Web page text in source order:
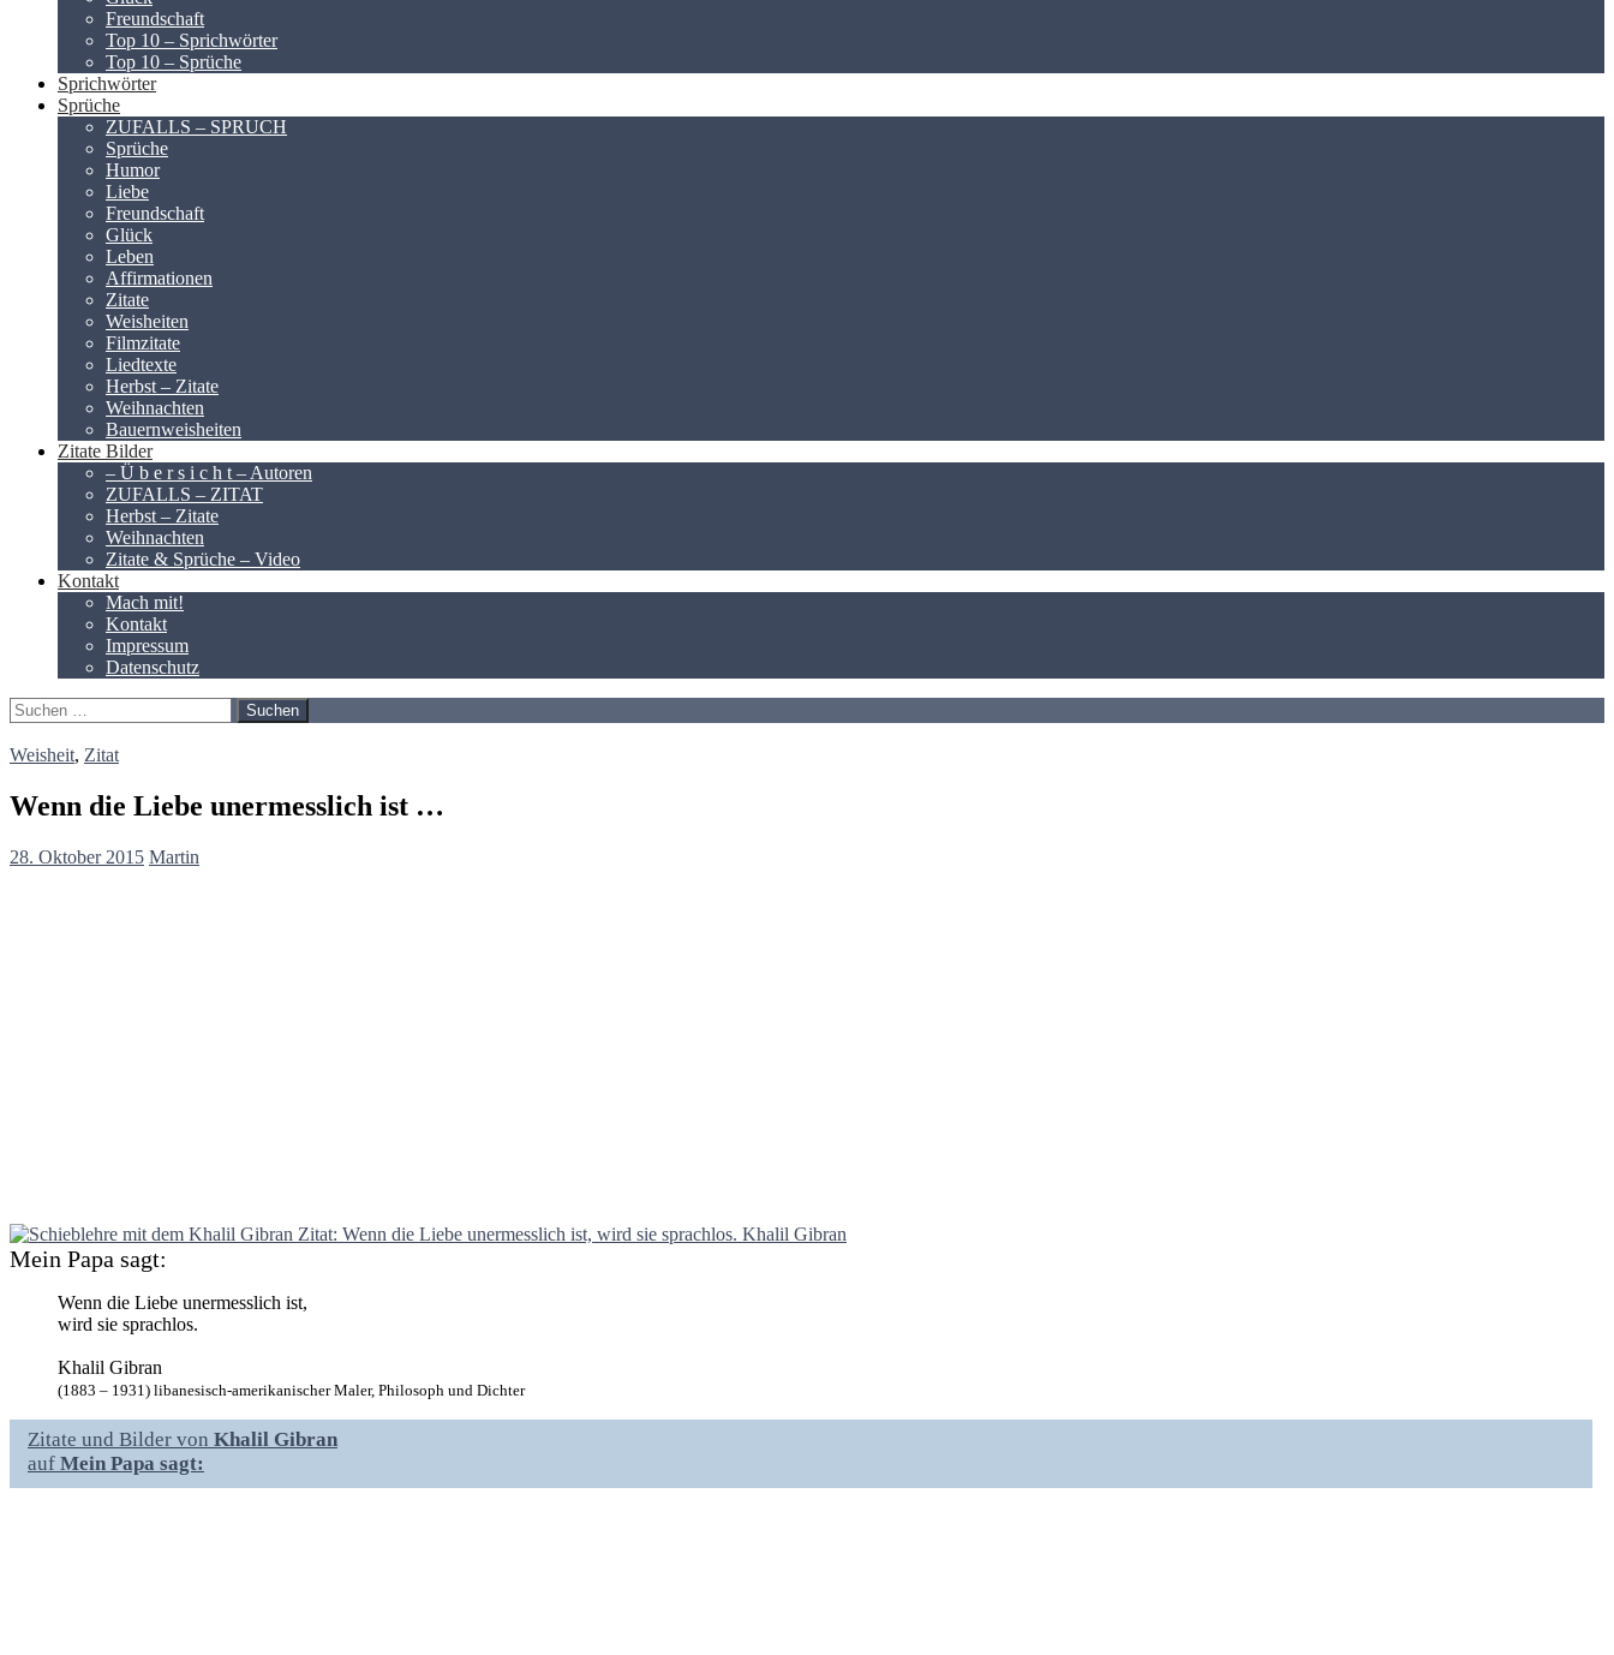
Freundschaft
Top 10 – Sprichwörter
Top 10 – Sprüche
Sprichwörter
Sprüche
ZUFALLS – SPRUCH
Sprüche
Humor
Liebe
Freundschaft
Glück
Leben
Affirmationen
Zitate
Weisheiten
Filmzitate
Liedtexte
Herbst – Zitate
Weihnachten
Bauernweisheiten
Zitate Bilder
– Ü b e r s i c h t – Autoren
ZUFALLS – ZITAT
Herbst – Zitate
Weihnachten
Zitate & Sprüche – Video
Kontakt
Mach mit!
Kontakt
Impressum
Datenschutz
Suchen
nach:
Weisheit, Zitat
Wenn die Liebe unermesslich ist …
28. Oktober 2015 Martin
Mein Papa sagt:
Wenn die Liebe unermesslich ist,
wird sie sprachlos.
Khalil Gibran
(1883 – 1931) libanesisch-amerikanischer Maler, Philosoph und Dichter
Zitate und Bilder von Khalil Gibran
auf Mein Papa sagt: